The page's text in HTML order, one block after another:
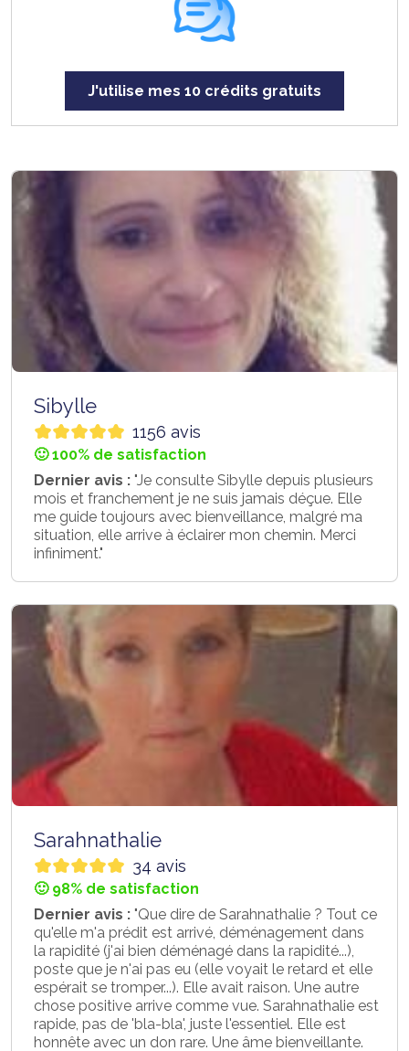
J'utilise mes 10 crédits gratuits
Sibylle
1156 avis
🙂 100% de satisfaction
Dernier avis : "Je consulte Sibylle depuis plusieurs
mois et franchement je ne suis jamais déçue. Elle
me guide toujours avec bienveillance, malgré ma
situation, elle arrive à éclairer mon chemin. Merci
infiniment."
Sarahnathalie
34 avis
🙂 98% de satisfaction
Dernier avis : "Que dire de Sarahnathalie ? Tout ce
qu'elle m'a prédit est arrivé, déménagement dans
la rapidité (j'ai bien déménagé dans la rapidité...),
poste que je n'ai pas eu (elle voyait le retard et elle
espérait se tromper...). Elle avait raison. Une autre
chose positive arrive comme vue. Sarahnathalie est
rapide, pas de 'bla-bla', juste l'essentiel. Elle est
honnête avec un don rare. Une âme bienveillante.